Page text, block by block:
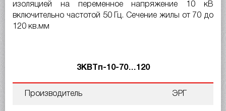
изоляцией на переменное напряжение 10 кВ
включительно частотой 50 Гц. Сечение жилы от 70 до
120 кв.мм
3КВТп-10-70…120
Производитель ЭРГ